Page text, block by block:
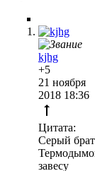
kjhg
+5
21 ноября
2018 18:36
Цитата:
Серый брат
завесу